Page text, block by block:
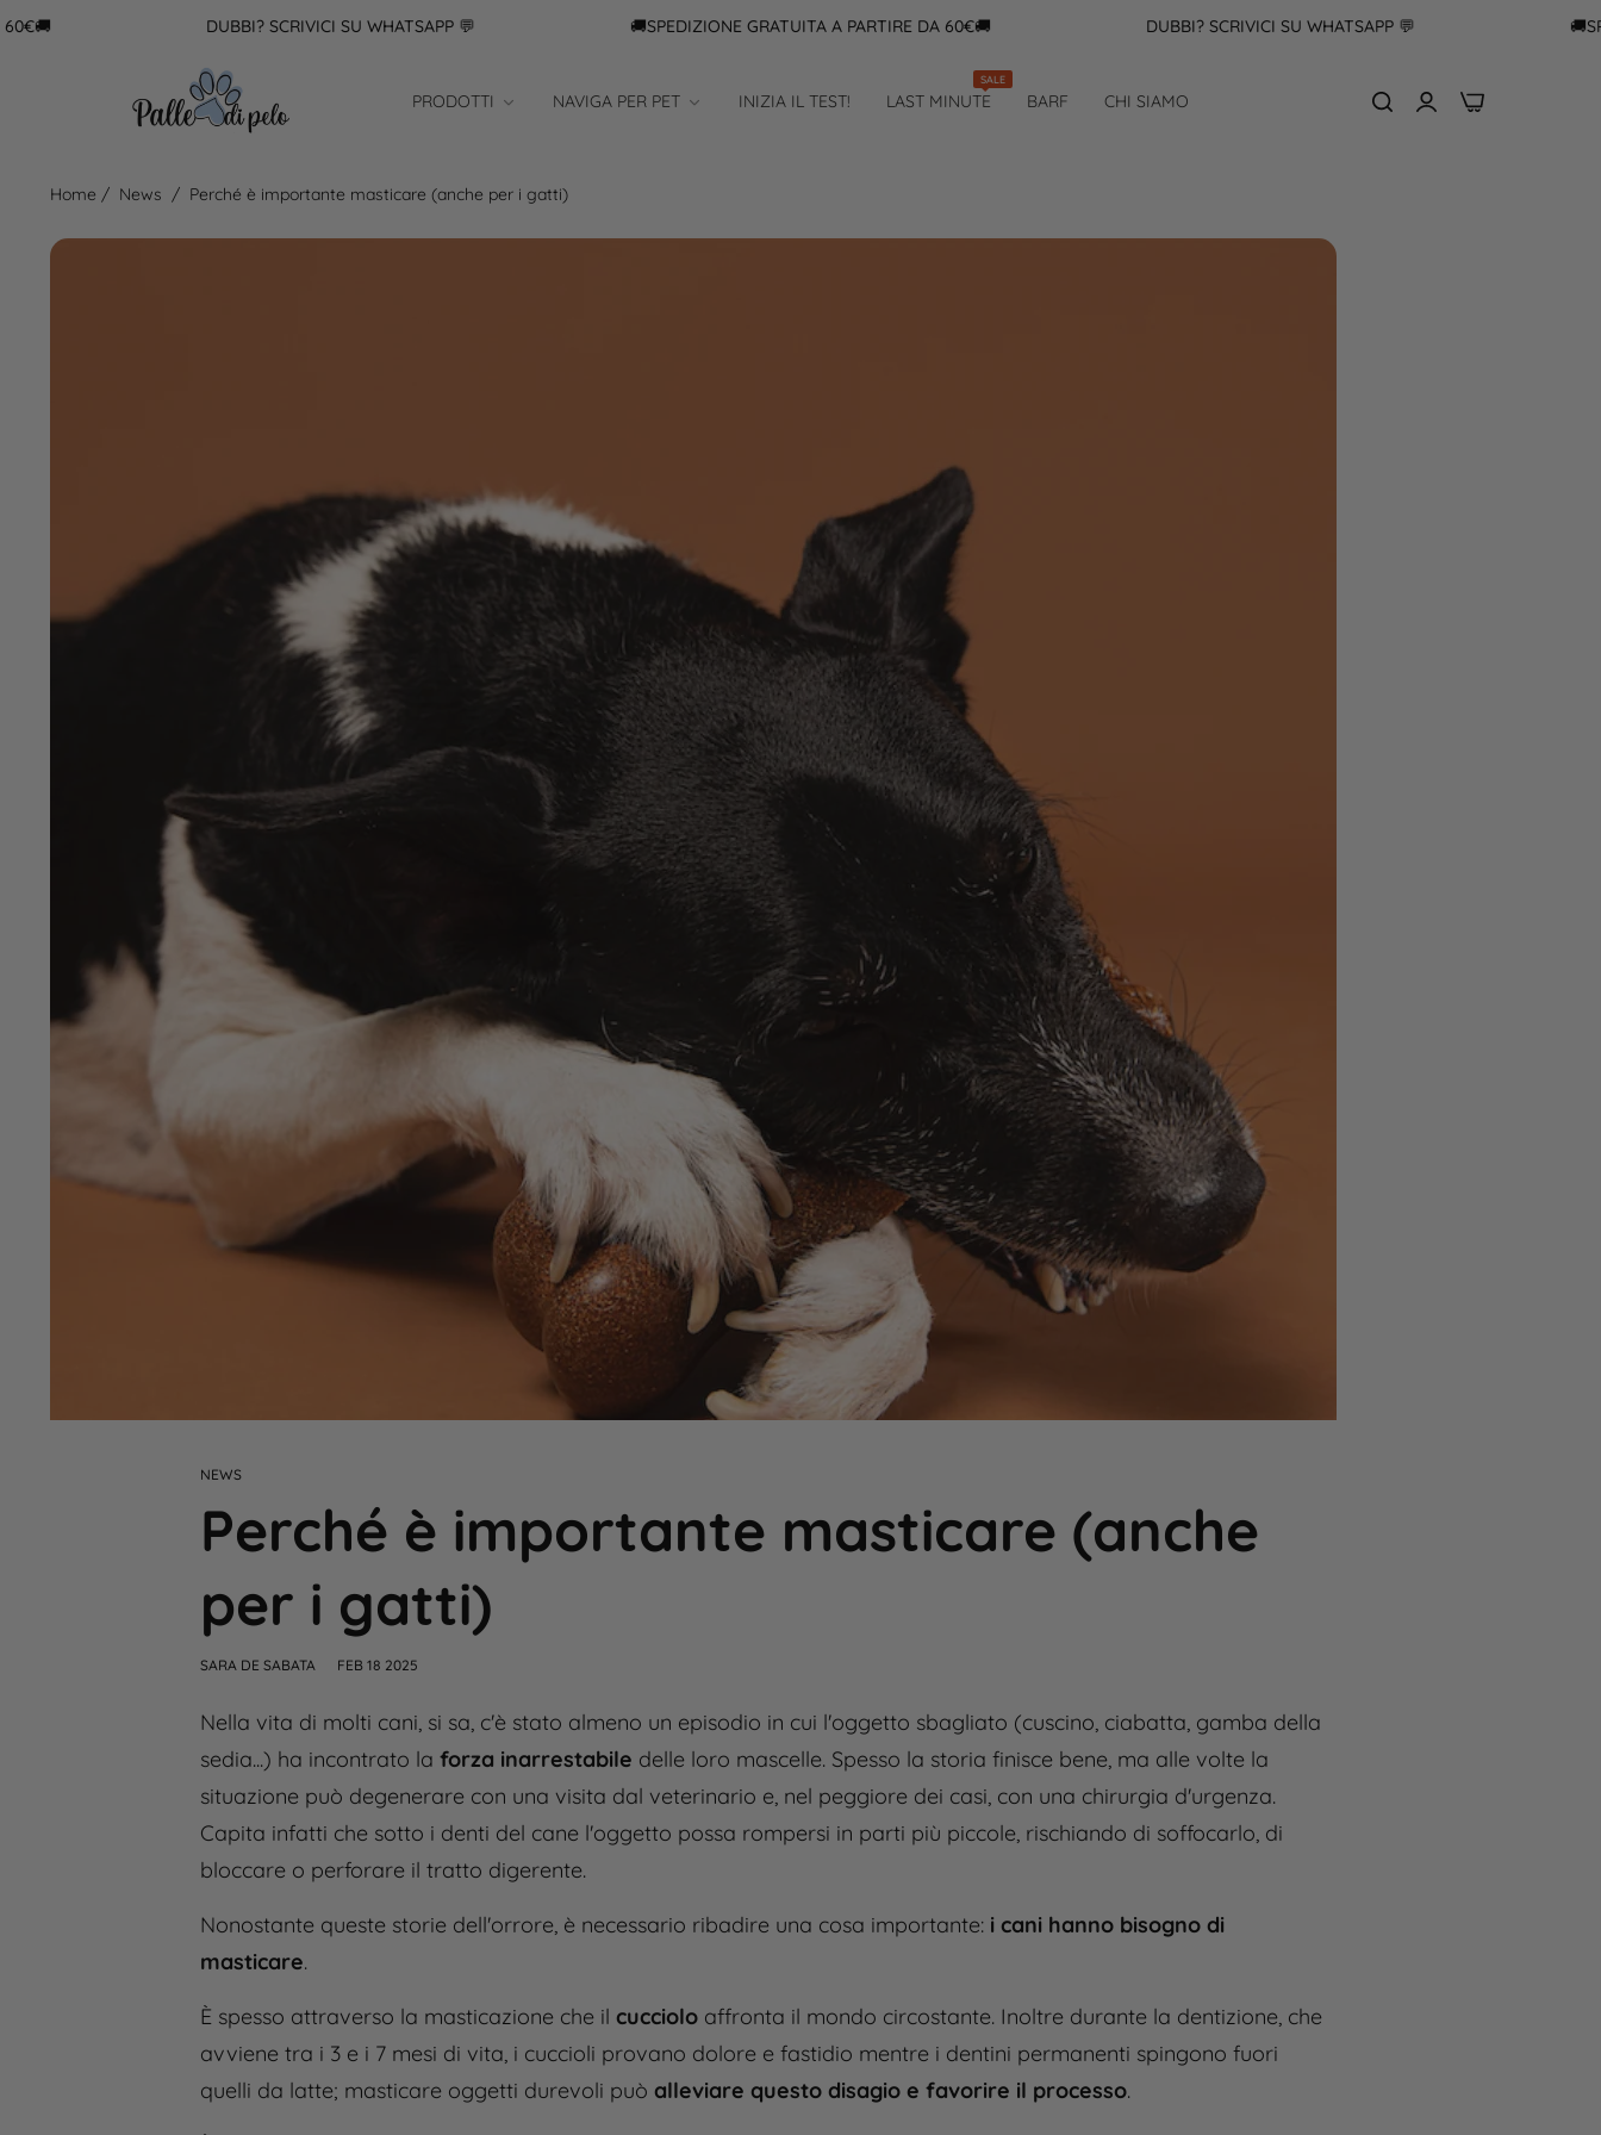
DUBBI? SCRIVICI SU WHATSAPP 💬 🚚SPEDIZIONE GRATUITA A PARTIRE DA 60€🚚 DUBBI? SCRIVICI SU WHATSAPP 💬
PRODOTTI NAVIGA PER PET INIZIA IL TEST! LAST MINUTE
SALE
BARF CHI SIAMO 0
Home / News / Perché è importante masticare (anche per i gatti)
NEWS
Perché è importante masticare (anche
per i gatti)
SARA DE SABATA FEB 18 2025
Nella vita di molti cani, si sa, c'è stato almeno un episodio in cui l'oggetto sbagliato (cuscino, ciabatta, gamba della
sedia...) ha incontrato la forza inarrestabile delle loro mascelle. Spesso la storia finisce bene, ma alle volte la
situazione può degenerare con una visita dal veterinario e, nel peggiore dei casi, con una chirurgia d'urgenza.
Capita infatti che sotto i denti del cane l'oggetto possa rompersi in parti più piccole, rischiando di soffocarlo, di
bloccare o perforare il tratto digerente.
Nonostante queste storie dell'orrore, è necessario ribadire una cosa importante: i cani hanno bisogno di
masticare.
È spesso attraverso la masticazione che il cucciolo affronta il mondo circostante. Inoltre durante la dentizione, che
avviene tra i 3 e i 7 mesi di vita, i cuccioli provano dolore e fastidio mentre i dentini permanenti spingono fuori
quelli da latte; masticare oggetti durevoli può alleviare questo disagio e favorire il processo.